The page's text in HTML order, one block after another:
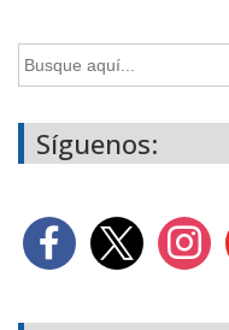
Buscar:
Síguenos: